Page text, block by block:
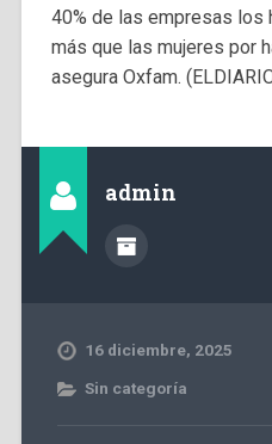
40% de las empresas los
más que las mujeres por
asegura Oxfam.
admin
16 diciembre, 2025
Sin categoría